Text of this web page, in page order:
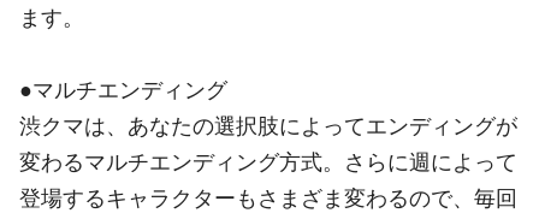
ます。
●マルチエンディング
渋クマは、あなたの選択肢によってエンディングが
変わるマルチエンディング方式。さらに週によって
登場するキャラクターもさまざま変わるので、毎回